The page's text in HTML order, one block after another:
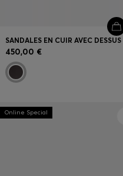
450,00 €
Online Special